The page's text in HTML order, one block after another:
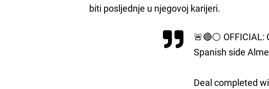
biti posljednje u njegovoj karijeri.
🚨🔴⚪️ OFFICIAL:
Spanish side
Deal completed